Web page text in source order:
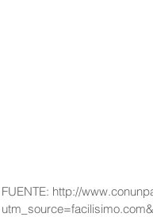
FUENTE: http://